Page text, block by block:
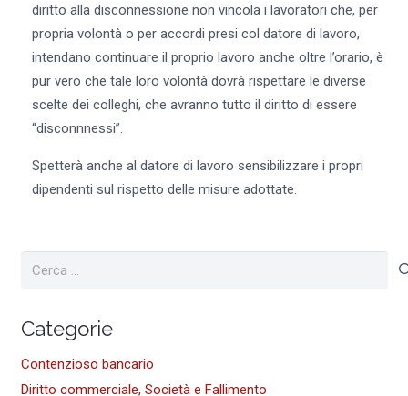
diritto alla disconnessione non vincola i lavoratori che, per
propria volontà o per accordi presi col datore di lavoro,
intendano continuare il proprio lavoro anche oltre l’orario, è
pur vero che tale loro volontà dovrà rispettare le diverse
scelte dei colleghi, che avranno tutto il diritto di essere
“disconnnessi”.
Spetterà anche al datore di lavoro sensibilizzare i propri
dipendenti sul rispetto delle misure adottate.
Ricerca
Categorie
Contenzioso bancario
Diritto commerciale, Società e Fallimento